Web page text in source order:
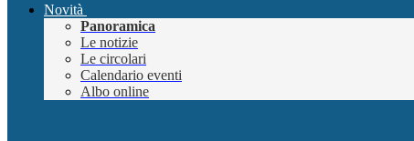
Novità
Panoramica
Le notizie
Le circolari
Calendario eventi
Albo online